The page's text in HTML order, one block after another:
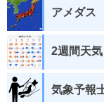
アメダス
2週間天気
気象予報